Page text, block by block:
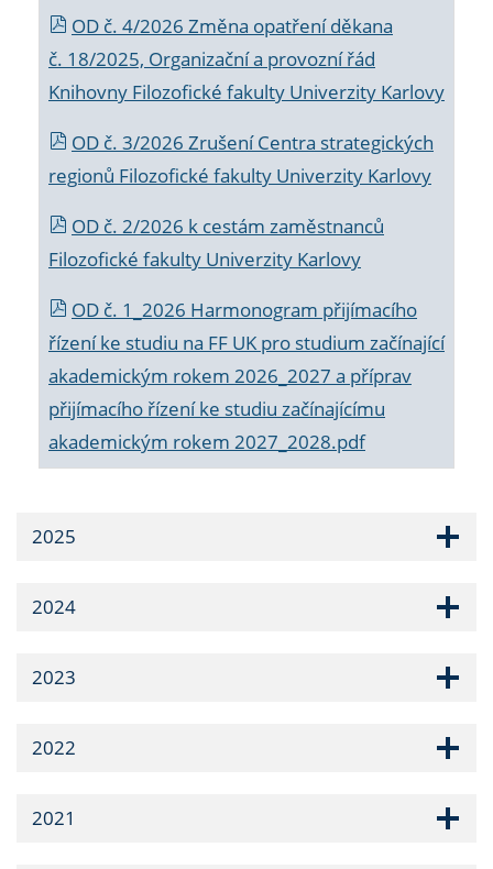
OD č. 4/2026 Změna opatření děkana
č. 18/2025, Organizační a provozní řád
Knihovny Filozofické fakulty Univerzity Karlovy
OD č. 3/2026 Zrušení Centra strategických
regionů Filozofické fakulty Univerzity Karlovy
OD č. 2/2026 k cestám zaměstnanců
Filozofické fakulty Univerzity Karlovy
OD č. 1_2026 Harmonogram přijímacího
řízení ke studiu na FF UK pro studium začínající
akademickým rokem 2026_2027 a příprav
přijímacího řízení ke studiu začínajícímu
akademickým rokem 2027_2028.pdf
2025
2024
2023
2022
2021